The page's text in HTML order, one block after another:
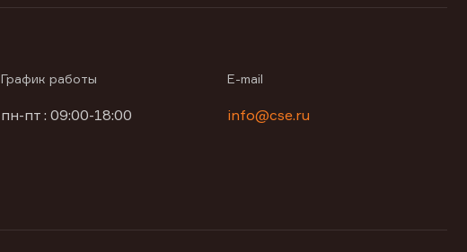
График работы
пн-пт : 09:00-18:00
E-mail
info@cse.ru